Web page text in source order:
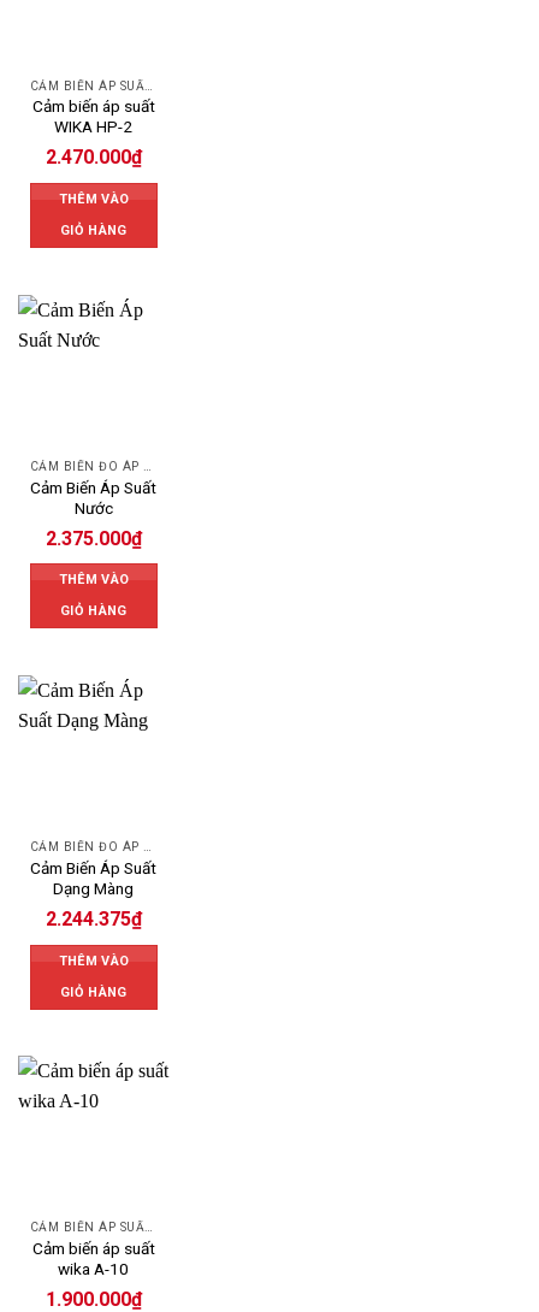
Cảm biến áp suất
WIKA HP-2
2.470.000₫
THÊM VÀO
GIỎ HÀNG
Cảm Biến Áp Suất
Nước
2.375.000₫
THÊM VÀO
GIỎ HÀNG
Cảm Biến Áp Suất
Dạng Màng
2.244.375₫
THÊM VÀO
GIỎ HÀNG
Cảm biến áp suất
wika A-10
1.900.000₫